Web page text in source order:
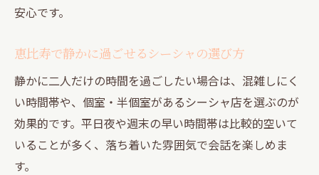
隠れ家感あるシーシャで距離が縮まる理由
隠れ家シーシャがカップルの距離を縮める
理由
居心地の良いシーシャ空間が生む二人の親
密感
安心です。
恵比寿で静かに過ごせるシーシャの選び方
静かに二人だけの時間を過ごしたい場合は、混雑しにく
い時間帯や、個室・半個室があるシーシャ店を選ぶのが
効果的です。平日夜や週末の早い時間帯は比較的空いて
いることが多く、落ち着いた雰囲気で会話を楽しめま
す。